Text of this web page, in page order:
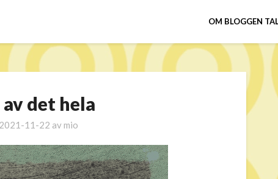
OM BLOGGEN
det hela
2021-11-22 av mio